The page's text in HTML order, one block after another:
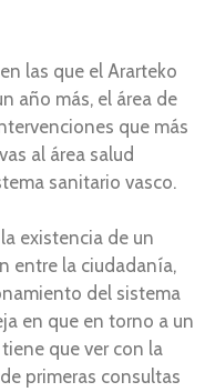
las que el Ararteko
año más, el área de
que más
al área salud
sanitario vasco.
existencia de un
entre la ciudadanía,
del sistema
en que en torno a un
que ver con la
primeras consultas